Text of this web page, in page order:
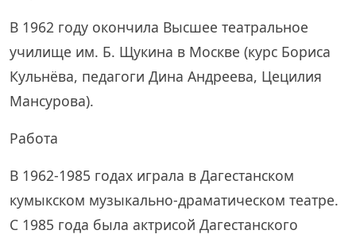
В 1962 году окончила Высшее театральное
училище им. Б. Щукина в Москве (курс Бориса
Кульнёва, педагоги Дина Андреева, Цецилия
Мансурова).
Работа
В 1962-1985 годах играла в Дагестанском
кумыкском музыкально-драматическом театре.
С 1985 года была актрисой Дагестанского